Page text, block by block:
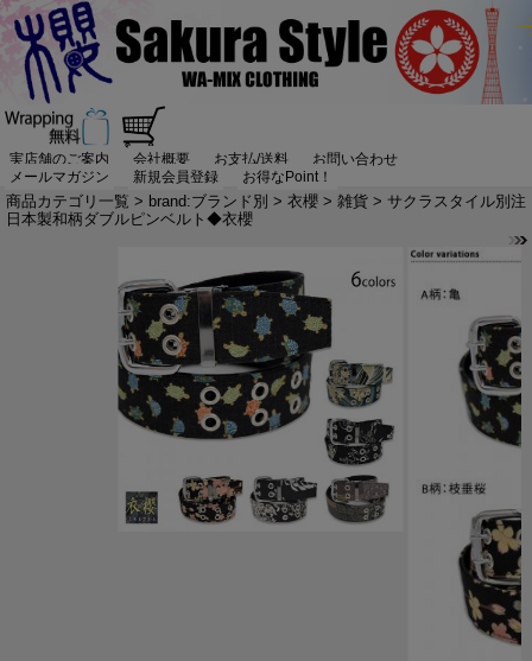
実店舗のご案内 会社概要 お支払/送料
お問い合わせ
メールマガジン
新規会員登録 お得なPoint！
商品カテゴリ一覧 > brand:ブランド別 > 衣櫻 > 雑貨 > サクラスタイル別注
日本製和柄ダブルピンベルト◆衣櫻